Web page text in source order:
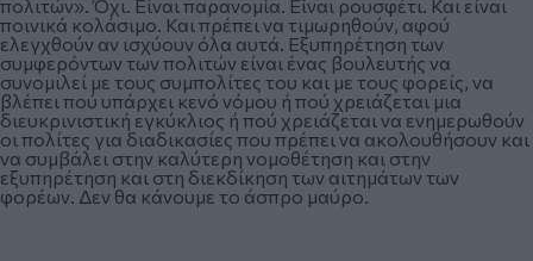
πολιτών». Όχι. Είναι παρανομία. Είναι ρουσφέτι. Και είναι
ποινικά κολάσιμο. Και πρέπει να τιμωρηθούν, αφού
ελεγχθούν αν ισχύουν όλα αυτά. Εξυπηρέτηση των
συμφερόντων των πολιτών είναι ένας βουλευτής να
συνομιλεί με τους συμπολίτες του και με τους φορείς, να
βλέπει πού υπάρχει κενό νόμου ή πού χρειάζεται μια
διευκρινιστική εγκύκλιος ή πού χρειάζεται να ενημερωθούν
οι πολίτες για διαδικασίες που πρέπει να ακολουθήσουν και
να συμβάλει στην καλύτερη νομοθέτηση και στην
εξυπηρέτηση και στη διεκδίκηση των αιτημάτων των
φορέων. Δεν θα κάνουμε το άσπρο μαύρο.